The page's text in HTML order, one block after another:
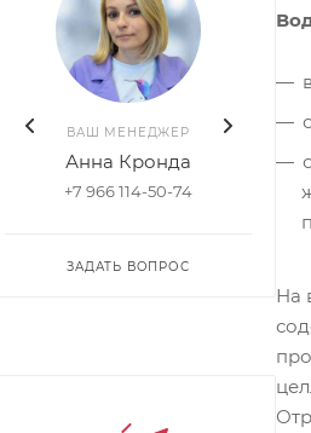
На
ВАШ МЕНЕДЖЕР
Анна Кронда
+7 966 114-50-74
ЗАДАТЬ ВОПРОС